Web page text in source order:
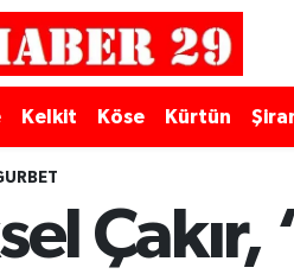
Kelkit Köse Kürtün
Haritası
ve Fikstür